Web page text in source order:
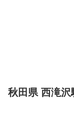
秋田県 西滝